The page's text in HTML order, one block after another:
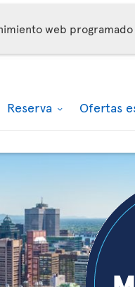
web programado
Reserva Ofertas